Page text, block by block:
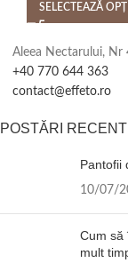
SELECTEAZĂ
Aleea Nectarului, Nr
+40 770 644 363
contact@effeto.ro
POSTĂRI
Pantofii
10/07/
Cum să
mult